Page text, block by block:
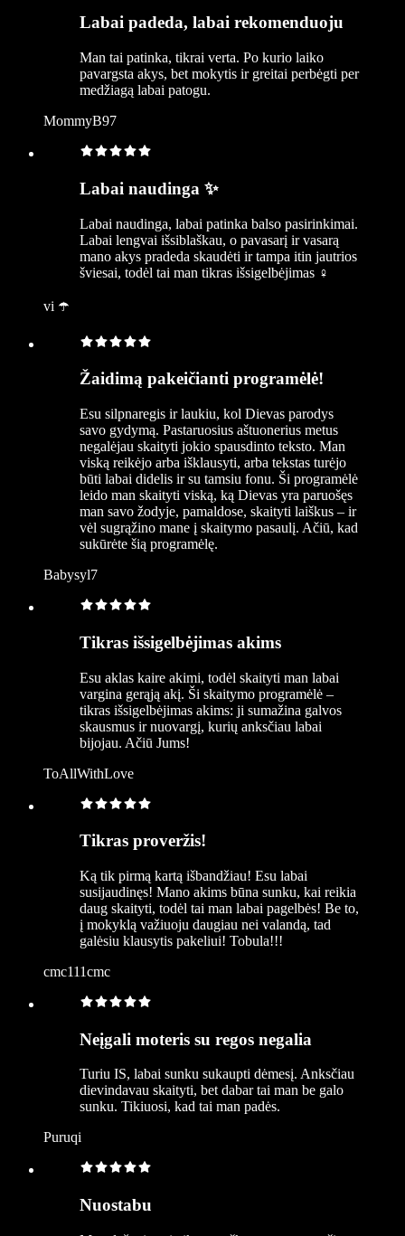
Labai padeda, labai rekomenduoju
Man tai patinka, tikrai verta. Po kurio laiko
pavargsta akys, bet mokytis ir greitai perbėgti per
medžiagą labai patogu.
MommyB97
Labai naudinga ✨
Labai naudinga, labai patinka balso pasirinkimai.
Labai lengvai išsiblaškau, o pavasarį ir vasarą
mano akys pradeda skaudėti ir tampa itin jautrios
šviesai, todėl tai man tikras išsigelbėjimas ‍♀️
vi ☂️
Žaidimą pakeičianti programėlė!
Esu silpnaregis ir laukiu, kol Dievas parodys
savo gydymą. Pastaruosius aštuonerius metus
negalėjau skaityti jokio spausdinto teksto. Man
viską reikėjo arba išklausyti, arba tekstas turėjo
būti labai didelis ir su tamsiu fonu. Ši programėlė
leido man skaityti viską, ką Dievas yra paruošęs
man savo žodyje, pamaldose, skaityti laiškus – ir
vėl sugrąžino mane į skaitymo pasaulį. Ačiū, kad
sukūrėte šią programėlę.
Babysyl7
Tikras išsigelbėjimas akims
Esu aklas kaire akimi, todėl skaityti man labai
vargina gerąją akį. Ši skaitymo programėlė –
tikras išsigelbėjimas akims: ji sumažina galvos
skausmus ir nuovargį, kurių anksčiau labai
bijojau. Ačiū Jums!
ToAllWithLove
Tikras proveržis!
Ką tik pirmą kartą išbandžiau! Esu labai
susijaudinęs! Mano akims būna sunku, kai reikia
daug skaityti, todėl tai man labai pagelbės! Be to,
į mokyklą važiuoju daugiau nei valandą, tad
galėsiu klausytis pakeliui! Tobula!!!
cmc111cmc
Neįgali moteris su regos negalia
Turiu IS, labai sunku sukaupti dėmesį. Anksčiau
dievindavau skaityti, bet dabar tai man be galo
sunku. Tikiuosi, kad tai man padės.
Puruqi
Nuostabu